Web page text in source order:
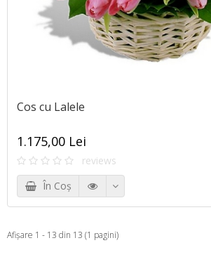
Cos cu Lalele
1.175,00 Lei
reviews
În Coş
Afişare 1 - 13 din 13 (1 pagini)